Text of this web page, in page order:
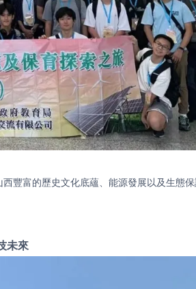
豐富的歷史文化底蘊、能源發展以及生態保
未來